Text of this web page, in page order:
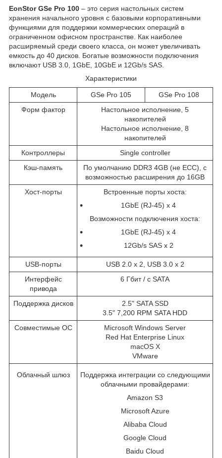
EonStor GSe Pro 100 – это серия настольных систем
хранения начального уровня с базовыми корпоративными
функциями для поддержки коммерческих операций в
ограниченном офисном пространстве. Как наиболее
расширяемый среди своего класса, он может увеличивать
емкость до 40 дисков. Богатые возможности подключения
включают USB 3.0, 1GbE, 10GbE и 12Gb/s SAS.
Характеристики
Модель GSe Pro 105
GSe Pro 108
Форм фактор
Настольное исполнение, 5
накопителей
Настольное исполнение, 8
накопителей
Контроллеры
Single controller
Кэш-память
По умолчанию DDR3 4GB (не ECC), с
возможностью расширения до 16GB
Хост-порты
Встроенные порты хоста:
1GbE (RJ-45) x 4
Возможности подключения хоста:
1GbE (RJ-45) x 4
12Gb/s SAS x 2
USB-порты
USB 2.0 x 2, USB 3.0 x 2
Интерфейс
привода
6 Гбит / с SATA
Поддержка дисков
2.5" SATA SSD
3.5" 7,200 RPM SATA HDD
Совместимые ОС
Microsoft Windows Server
Red Hat Enterprise Linux
macOS X
VMware
Облачный шлюз
Поддержка интеграции со следующими
облачными провайдерами:
Amazon S3
Microsoft Azure
Alibaba Cloud
Google Cloud
Baidu Cloud